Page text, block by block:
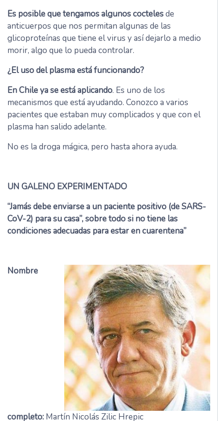
Es posible que tengamos algunos coctelesde
anticuerpos que nos permitan algunas de las
glicoproteínas que tiene el virus y así dejarlo a medio
morir, algo que lo pueda controlar.
¿El uso del plasma está funcionando?
En Chile ya se está aplicando. Es uno de los
mecanismos que está ayudando. Conozco a varios
pacientes que estaban muy complicados y que con el
plasma han salido adelante.
No es la droga mágica, pero hasta ahora ayuda.
UN GALENO EXPERIMENTADO
“Jamás debe enviarse a un paciente positivo (de SARS-
CoV-2) para su casa”, sobre todo si no tiene las
condiciones adecuadas para estar en cuarentena”
Nombre
completo: Martín Nicolás Zilic Hrepic